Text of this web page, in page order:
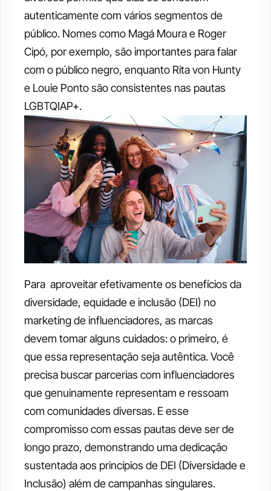
autenticamente com vários segmentos de
público. Nomes como Magá Moura e Roger
Cipó, por exemplo, são importantes para falar
com o público negro, enquanto Rita von Hunty
e Louie Ponto são consistentes nas pautas
LGBTQIAP+.
Para  aproveitar efetivamente os benefícios da
diversidade, equidade e inclusão (DEI) no
marketing de influenciadores, as marcas
devem tomar alguns cuidados: o primeiro, é
que essa representação seja autêntica. Você
precisa buscar parcerias com influenciadores
que genuinamente representam e ressoam
com comunidades diversas. E esse
compromisso com essas pautas deve ser de
longo prazo, demonstrando uma dedicação
sustentada aos princípios de DEI (Diversidade e
Inclusão) além de campanhas singulares.